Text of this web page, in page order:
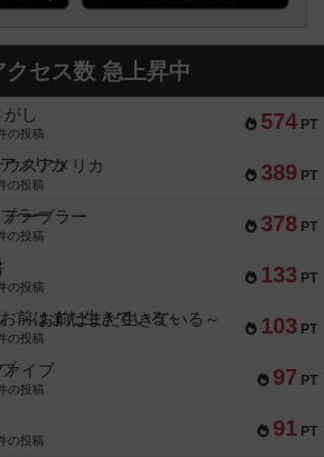
クセス数 急上昇中
574 PT
し
の投稿
389 PT
スアメリカ
の投稿
378 PT
ーブラー
の投稿
133 PT
の投稿
103 PT
～お前はまだ生きている～
の投稿
97 PT
ァイブ
の投稿
91 PT
の投稿